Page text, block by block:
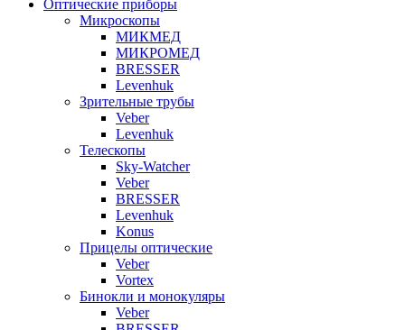
Оптические приборы
Микроскопы
МИКМЕД
МИКРОМЕД
BRESSER
Levenhuk
Зрительные трубы
Veber
Levenhuk
Телескопы
Sky-Watcher
Veber
BRESSER
Levenhuk
Konus
Прицелы оптические
Veber
Vortex
Бинокли и монокуляры
Veber